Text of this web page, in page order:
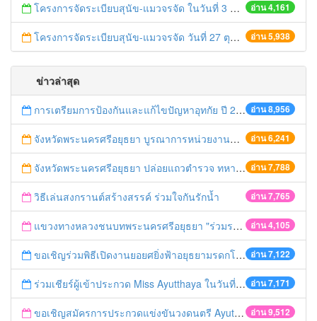
อ่าน 4,161
โครงการจัดระเบียบสุนัข-แมวจรจัด ในวันที่ 3 พฤศจิกายน 2557
อ่าน 5,938
โครงการจัดระเบียบสุนัข-แมวจรจัด วันที่ 27 ตุลาคม 2557
ข่าวล่าสุด
อ่าน 8,956
การเตรียมการป้องกันและแก้ไขปัญหาอุทกัย ปี 2561
อ่าน 6,241
จังหวัดพระนครศรีอยุธยา บูรณาการหน่วยงานที่เกี่ยวข้อง ลงพื้นที่จัดระเบียบและดำเนินมาตรการตามบทลงโทษสูงสุดกับผู้ประกอบการร้านค้าที่ยังฝ่าฝืนตั้งร้านค้ารุกล้ำเขตพื้นที่ทางหลวง เตรียมความปลอดภัยก่อนเทศกาลสงกรานต์
อ่าน 7,788
จังหวัดพระนครศรีอยุธยา ปล่อยแถวตำรวจ ทหาร ฝ่ายปกครอง กว่า 100 นาย ตรวจเข้มท่ารถสาธารณะ สถานีขนส่งรถโดยสาร วินรถตู้ และสถานีรถไฟ เตรียมรับมือเทศกาลสงกรานต์
อ่าน 7,765
วิธีเล่นสงกรานต์สร้างสรรค์ ร่วมใจกันรักน้ำ
อ่าน 4,105
แขวงทางหลวงชนบทพระนครศรีอยุธยา "ร่วมรณรงค์ ขับช้า เปิดไฟหน้า คาดเข็มขัด" เทศกาลสงกรานต์ ปี 2561
อ่าน 7,122
ขอเชิญร่วมพิธีเปิดงานยอยศยิ่งฟ้าอยุธยามรดกโลก
อ่าน 7,171
ร่วมเชียร์ผู้เข้าประกวด Miss Ayutthaya ในวันที่ 15 ธันวาคม 2560
อ่าน 9,512
ขอเชิญสมัครการประกวดแข่งขันวงดนตรี Ayutthaya battle of the bands